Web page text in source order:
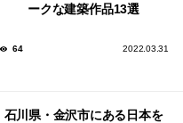
ークな建築作品13選
64 2022.03.31
石川県・金沢市にある日本を